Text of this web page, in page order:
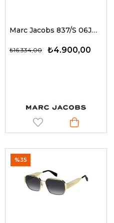
Marc Jacobs 837/S 06JHA 63 G Erkek Güneş Gözlükleri
₺4.900,00
₺16.334,00
%35